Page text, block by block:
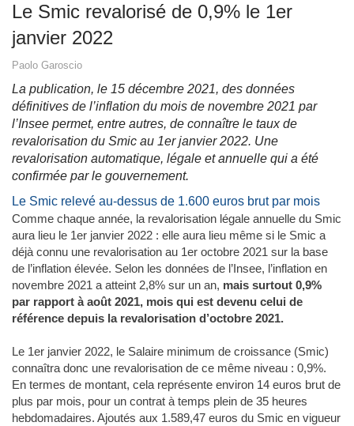
Le Smic revalorisé de 0,9% le 1er
janvier 2022
Paolo Garoscio
La publication, le 15 décembre 2021, des données
définitives de l’inflation du mois de novembre 2021 par
l’Insee permet, entre autres, de connaître le taux de
revalorisation du Smic au 1er janvier 2022. Une
revalorisation automatique, légale et annuelle qui a été
confirmée par le gouvernement.
Le Smic relevé au-dessus de 1.600 euros brut par mois
Comme chaque année, la revalorisation légale annuelle du Smic
aura lieu le 1er janvier 2022 : elle aura lieu même si le Smic a
déjà connu une revalorisation au 1er octobre 2021 sur la base
de l’inflation élevée. Selon les données de l’Insee, l’inflation en
novembre 2021 a atteint 2,8% sur un an, mais surtout 0,9%
par rapport à août 2021, mois qui est devenu celui de
référence depuis la revalorisation d’octobre 2021.
Le 1er janvier 2022, le Salaire minimum de croissance (Smic)
connaîtra donc une revalorisation de ce même niveau : 0,9%.
En termes de montant, cela représente environ 14 euros brut de
plus par mois, pour un contrat à temps plein de 35 heures
hebdomadaires. Ajoutés aux 1.589,47 euros du Smic en vigueur